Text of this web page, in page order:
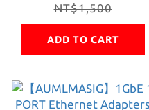
desktop
Ethernet PCI-E
network chip
NT$1,500
ADD TO CART